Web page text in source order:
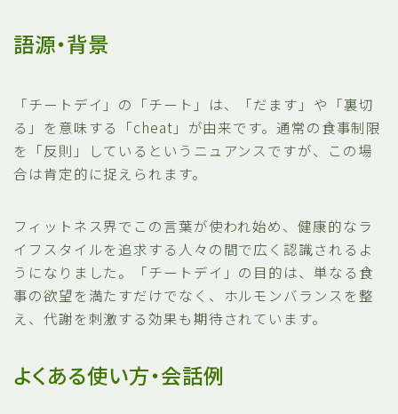
語源・背景
「チートデイ」の「チート」は、「だます」や「裏切
る」を意味する「cheat」が由来です。通常の食事制限
を「反則」しているというニュアンスですが、この場
合は肯定的に捉えられます。
フィットネス界でこの言葉が使われ始め、健康的なラ
イフスタイルを追求する人々の間で広く認識されるよ
うになりました。「チートデイ」の目的は、単なる食
事の欲望を満たすだけでなく、ホルモンバランスを整
え、代謝を刺激する効果も期待されています。
よくある使い方・会話例